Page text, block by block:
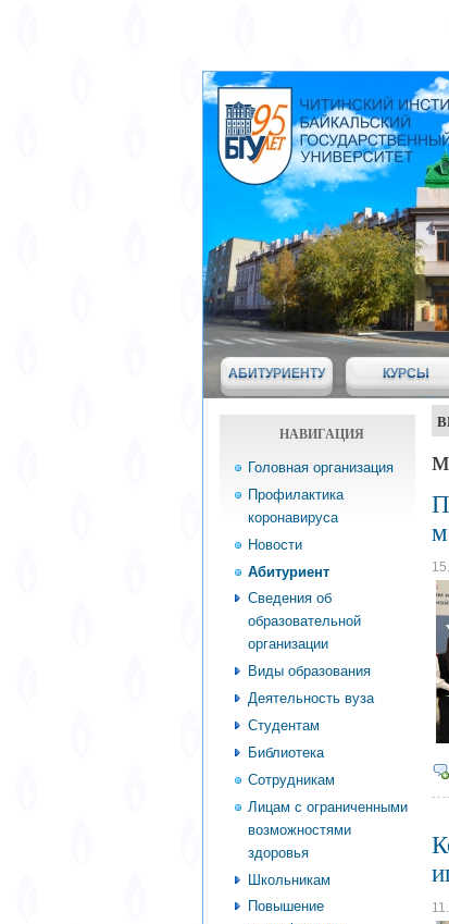
АБИТУРИЕНТУ
НАВИГАЦИЯ
Головная организация
Профилактика
коронавируса
Новости
Абитуриент
Сведения об
образовательной
организации
Виды образования
Деятельность вуза
Студентам
Библиотека
Сотрудникам
Лицам с ограниченными
возможностями
здоровья
Школьникам
Повышение